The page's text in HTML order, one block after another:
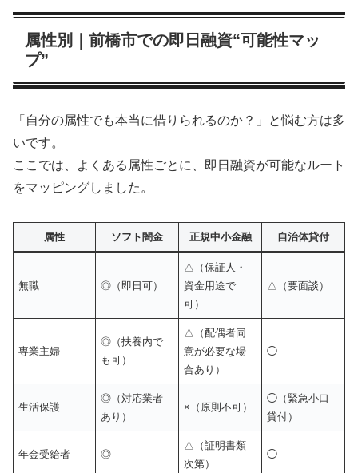
属性別｜前橋市での即日融資“可能性マッ
プ”
「自分の属性でも本当に借りられるのか？」と悩む方は多
いです。
ここでは、よくある属性ごとに、即日融資が可能なルート
をマッピングしました。
属性 ソフト闇金 正規中小金融 自治体貸付
無職 ◎（即日可）
△（保証人・
資金用途で
可）
△（要面談）
専業主婦
◎（扶養内で
も可）
△（配偶者同
意が必要な場
合あり）
◯
生活保護
◎（対応業者
あり）
×（原則不可）
◯（緊急小口
貸付）
年金受給者 ◎
△（証明書類
次第）
◯